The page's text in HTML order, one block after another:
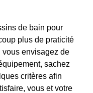
de bain pour
plus de praticité
vous envisagez de
sachez
critères afin
vous et votre